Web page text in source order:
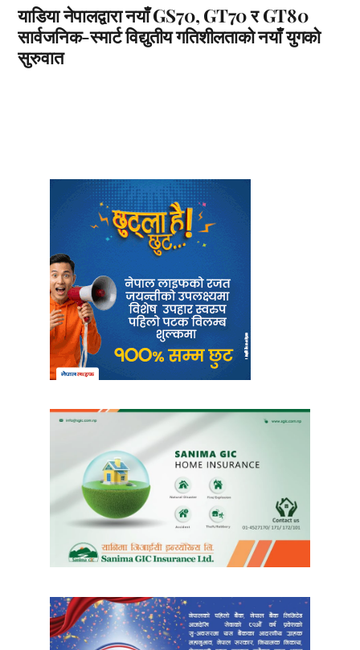
याडिया नेपालद्वारा नयाँ GS70, GT70 र GT80
सार्वजनिक-स्मार्ट विद्युतीय गतिशीलताको नयाँ युगको
सुरुवात